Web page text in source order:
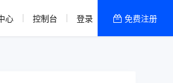
心 控制台 登录 免费注册